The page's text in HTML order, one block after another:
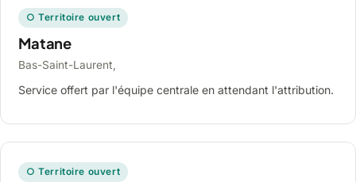
○ Territoire ouvert
Matane
Bas-Saint-Laurent,
Service offert par l'équipe centrale en attendant l'attribution.
○ Territoire ouvert